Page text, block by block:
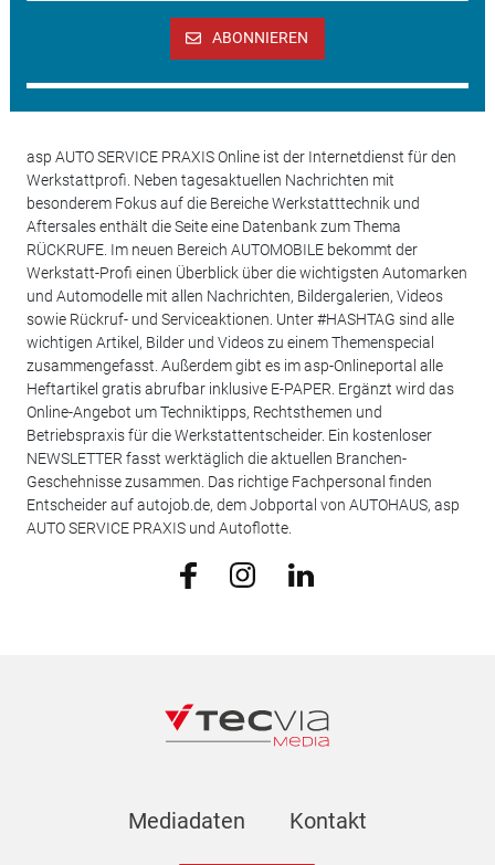
ABONNIEREN
asp AUTO SERVICE PRAXIS Online ist der Internetdienst für den
Werkstattprofi. Neben tagesaktuellen Nachrichten mit
besonderem Fokus auf die Bereiche Werkstatttechnik und
Aftersales enthält die Seite eine Datenbank zum Thema
RÜCKRUFE. Im neuen Bereich AUTOMOBILE bekommt der
Werkstatt-Profi einen Überblick über die wichtigsten Automarken
und Automodelle mit allen Nachrichten, Bildergalerien, Videos
sowie Rückruf- und Serviceaktionen. Unter #HASHTAG sind alle
wichtigen Artikel, Bilder und Videos zu einem Themenspecial
zusammengefasst. Außerdem gibt es im asp-Onlineportal alle
Heftartikel gratis abrufbar inklusive E-PAPER. Ergänzt wird das
Online-Angebot um Techniktipps, Rechtsthemen und
Betriebspraxis für die Werkstattentscheider. Ein kostenloser
NEWSLETTER fasst werktäglich die aktuellen Branchen-
Geschehnisse zusammen. Das richtige Fachpersonal finden
Entscheider auf autojob.de, dem Jobportal von AUTOHAUS, asp
AUTO SERVICE PRAXIS und Autoflotte.
Mediadaten Kontakt